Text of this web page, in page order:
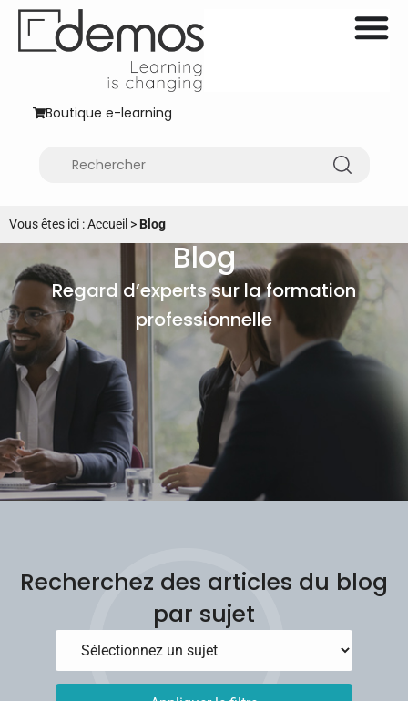
Boutique e-learning
Vous êtes ici :Accueil >Blog
Blog
Regard d’experts sur la formation
professionnelle
Recherchez des articles du blog
par sujet